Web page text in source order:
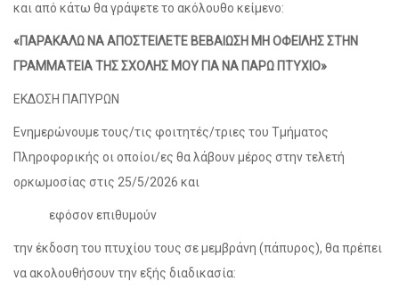
και από κάτω θα γράψετε το ακόλουθο κείμενο:
«ΠΑΡΑΚΑΛΩ ΝΑ ΑΠΟΣΤΕΙΛΕΤΕ ΒΕΒΑΙΩΣΗ ΜΗ ΟΦΕΙΛΗΣ ΣΤΗΝ
ΓΡΑΜΜΑΤΕΙΑ ΤΗΣ ΣΧΟΛΗΣ ΜΟΥ ΓΙΑ ΝΑ ΠΑΡΩ ΠΤΥΧΙΟ»
ΕΚΔΟΣΗ ΠΑΠΥΡΩΝ
Ενημερώνουμε τους/τις φοιτητές/τριες του Τμήματος
Πληροφορικής οι οποίοι/ες θα λάβουν μέρος στην τελετή
ορκωμοσίας στις 25/5/2026 και
εφόσον επιθυμούν
την έκδοση του πτυχίου τους σε μεμβράνη (πάπυρος), θα πρέπει
να ακολουθήσουν την εξής διαδικασία: